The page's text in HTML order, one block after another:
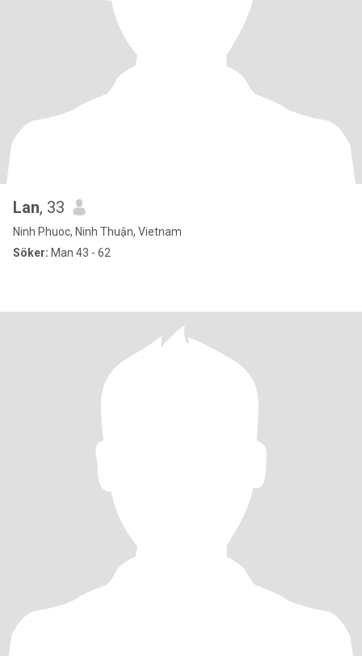
Lan, 33
Ninh Phuoc, Ninh Thuận, Vietnam
Söker: Man 43 - 62